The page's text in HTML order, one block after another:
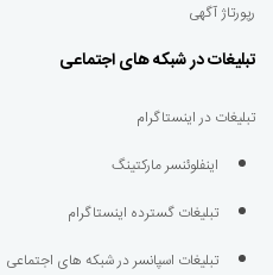
رپورتاژ آگهی
تبلیغات در شبکه های اجتماعی
تبلیغات در اینستاگرام
اینفلوئنسر مارکتینگ
تبلیغات گسترده اینستاگرام
تبلیغات اسپانسر در شبکه های اجتماعی